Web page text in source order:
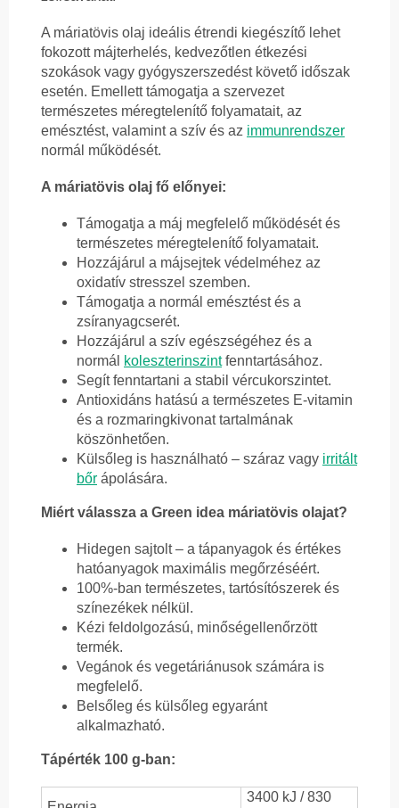
A máriatövis olaj ideális étrendi kiegészítő lehet
fokozott májterhelés, kedvezőtlen étkezési
szokások vagy gyógyszerszedést követő időszak
esetén. Emellett támogatja a szervezet
természetes méregtelenítő folyamatait, az
emésztést, valamint a szív és az immunrendszer
normál működését.
A máriatövis olaj fő előnyei:
Támogatja a máj megfelelő működését és
természetes méregtelenítő folyamatait.
Hozzájárul a májsejtek védelméhez az
oxidatív stresszel szemben.
Támogatja a normál emésztést és a
zsíranyagcserét.
Hozzájárul a szív egészségéhez és a
normál
koleszterinszintfenntartásához.
Segít fenntartani a stabil vércukorszintet.
Antioxidáns hatású a természetes E-vitamin
és a rozmaringkivonat tartalmának
köszönhetően.
Külsőleg is használható – száraz vagy irritált
bőr ápolására.
Miért válassza a Green idea máriatövis olajat?
Hidegen sajtolt – a tápanyagok és értékes
hatóanyagok maximális megőrzéséért.
100%-ban természetes, tartósítószerek és
színezékek nélkül.
Kézi feldolgozású, minőségellenőrzött
termék.
Vegánok és vegetáriánusok számára is
megfelelő.
Belsőleg és külsőleg egyaránt
alkalmazható.
Tápérték 100 g-ban:
3400 kJ / 830